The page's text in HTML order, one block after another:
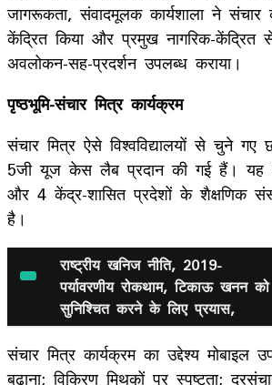
जागरूकता, संवादमूलक कार्यशाला ने
केंद्रित किया और प्रमुख नागरिक-
अवलोकन-सह-प्रदर्शन उपलब्‍ध कराया।
पृष्ठभूमि-संचार मित्र कार्यक्रम
संचार मित्र ऐसे विश्वविद्यालयों से चुने
5जी यूज केस लैब प्रदान की गई हैं। यह
और 4 केंद्र-शासित प्रदेशों के शैक्षणिक
है।
राष्ट्रीय खनिज नीति, 2019-
पर्यावरणीय रोकथाम, टिकाऊ खनन को
सुनिश्चित करने के लिए प्रयास,
संचार मित्र कार्यक्रम का उद्देश्य मोबाइल